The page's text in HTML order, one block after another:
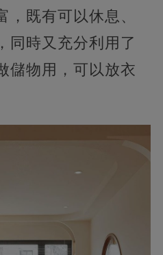
既有可以休息、
同時又充分利用了
儲物用，可以放衣